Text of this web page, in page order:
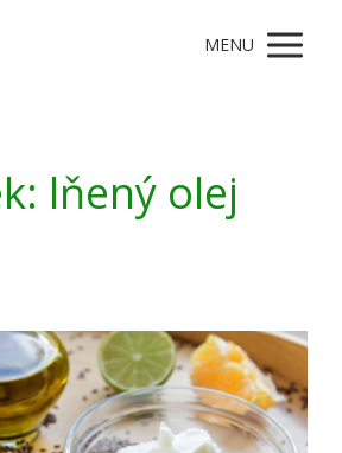
MENU
lňený olej